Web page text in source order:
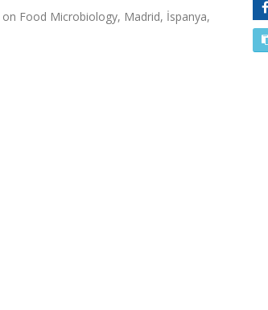
Food Microbiology, Madrid, İspanya,